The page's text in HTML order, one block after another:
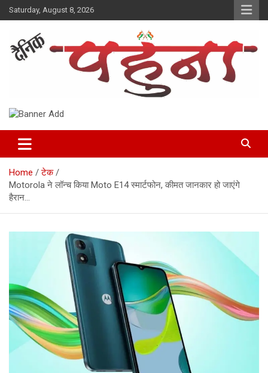
Skip
to
Saturday, August 8, 2026
Dainik Pahuna
Home
टेक
Motorola ने लॉन्च किया Moto E14 स्मार्टफोन, कीमत जानकार हो जाएंगे
हैरान…